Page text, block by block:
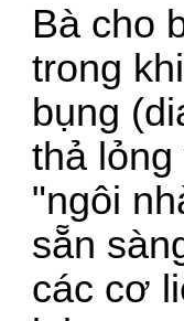
Bà cho
trong
bụng
thả
"ngôi
sẵn
các cơ